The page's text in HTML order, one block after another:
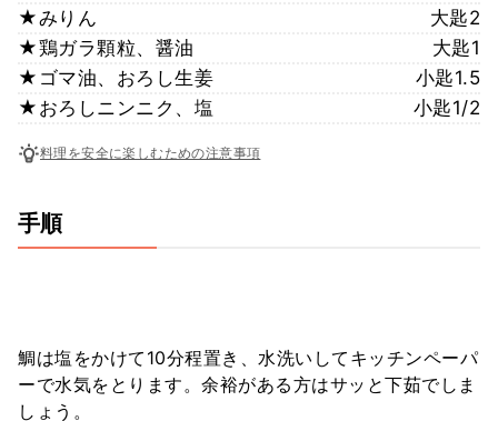
★みりん
大匙2
★鶏ガラ顆粒、醤油
大匙1
★ゴマ油、おろし生姜
小匙1.5
★おろしニンニク、塩
小匙1/2
料理を安全に楽しむための注意事項
手順
鯛は塩をかけて10分程置き、水洗いしてキッチンペーパ
ーで水気をとります。余裕がある方はサッと下茹でしま
しょう。